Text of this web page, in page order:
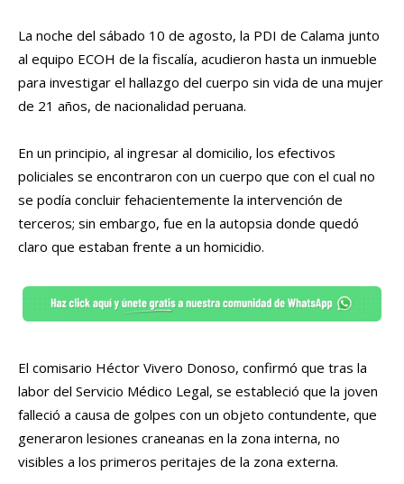
La noche del sábado 10 de agosto, la PDI de Calama junto
al equipo ECOH de la fiscalía, acudieron hasta un inmueble
para investigar el hallazgo del cuerpo sin vida de una mujer
de 21 años, de nacionalidad peruana.
En un principio, al ingresar al domicilio, los efectivos
policiales se encontraron con un cuerpo que con el cual no
se podía concluir fehacientemente la intervención de
terceros; sin embargo, fue en la autopsia donde quedó
claro que estaban frente a un homicidio.
El comisario Héctor Vivero Donoso, confirmó que tras la
labor del Servicio Médico Legal, se estableció que la joven
falleció a causa de golpes con un objeto contundente, que
generaron lesiones craneanas en la zona interna, no
visibles a los primeros peritajes de la zona externa.